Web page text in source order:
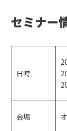
セミナー
日時
会場